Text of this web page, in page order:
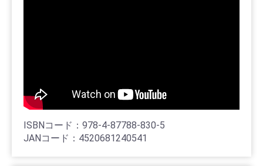
ISBNコード：978-4-87788-830-5
JANコード：4520681240541